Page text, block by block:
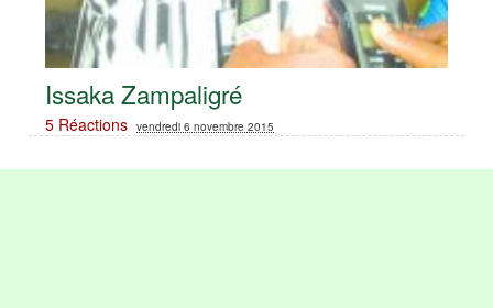
Issaka Zampaligré
5 Réactions vendredi 6 novembre 2015